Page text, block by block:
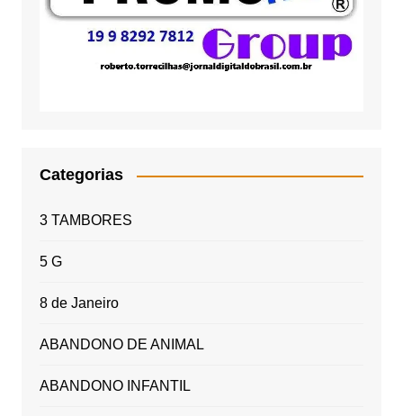
Categorias
3 TAMBORES
5 G
8 de Janeiro
ABANDONO DE ANIMAL
ABANDONO INFANTIL